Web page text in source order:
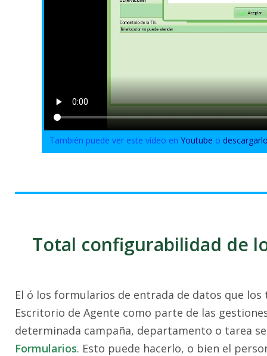
También puede ver este vídeo enYoutube o
Total configurabilidad de
El ó los formularios de entrada de datos que
Escritorio de Agente como parte de las
determinada campaña, departamento o tarea
Formularios. Esto puede hacerlo, o bien el